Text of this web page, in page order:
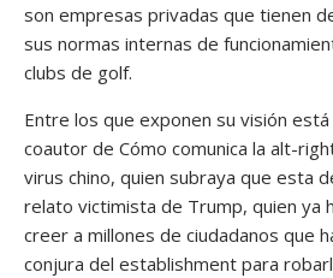
son empresas privadas que tienen
sus normas internas de
clubs de golf.
Entre los que exponen su visión
coautor de Cómo comunica la alt-
virus chino, quien subraya que esta
relato victimista de Trump, quien ya
creer a millones de ciudadanos que
conjura del establishment para